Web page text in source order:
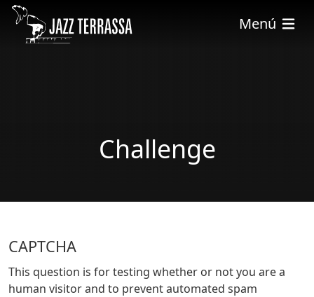
Vés al contingut
Menú
Challenge
CAPTCHA
This question is for testing whether or not you are a
human visitor and to prevent automated spam